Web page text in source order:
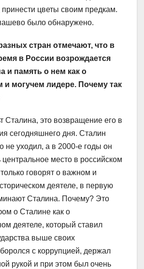
принести цветы своим предкам.
было обнаружено.
стран отмечают, что в
в России возрождается
и память о нем как о
и могучем лидере. Почему так
Сталина, это возвращение его в
сегодняшнего дня. Сталин
не уходил, а в 2000-е годы он
центральное место в российском
говорят о важном и
деятеле, в первую
Сталина. Почему? Это
о Сталине как о
деятеле, который ставил
выше своих
с коррупцией, держал
рукой и при этом был очень